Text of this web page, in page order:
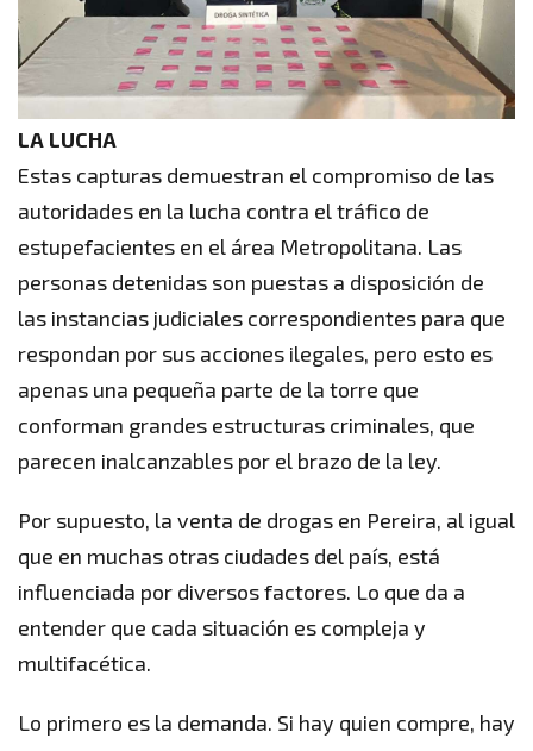
LA LUCHA
Estas capturas demuestran el compromiso de las
autoridades en la lucha contra el tráfico de
estupefacientes en el área Metropolitana. Las
personas detenidas son puestas a disposición de
las instancias judiciales correspondientes para que
respondan por sus acciones ilegales, pero esto es
apenas una pequeña parte de la torre que
conforman grandes estructuras criminales, que
parecen inalcanzables por el brazo de la ley.
Por supuesto, la venta de drogas en Pereira, al igual
que en muchas otras ciudades del país, está
influenciada por diversos factores. Lo que da a
entender que cada situación es compleja y
multifacética.
Lo primero es la demanda. Si hay quien compre, hay